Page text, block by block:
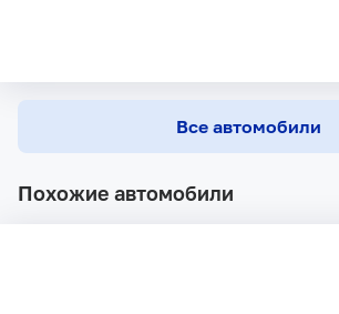
Все автомобили
Похожие автомобили